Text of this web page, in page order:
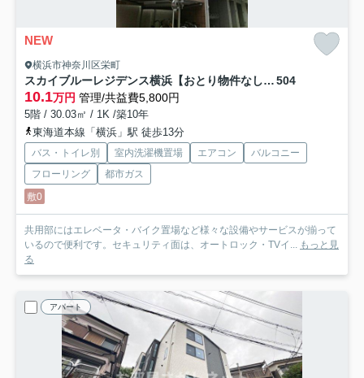
NEW
横浜市神奈川区栄町
スカイブルーレジデンス横浜【おとり物件なし】#学生・社会人にオススメ！初期費用分割払いOK！ 504
10.1万円 管理/共益費5,800円
5階 / 30.03㎡ / 1K /築10年
東海道本線「横浜」駅 徒歩13分
バス・トイレ別 室内洗濯機置場 エアコン
バルコニー
フローリング
都市ガス
敷0
共用部にはエレベータ・バイク置場など様々な設備やサービスが揃って
いるので便利です。セキュリティ面は、オートロック・TVイ... もっと見
る
アパート